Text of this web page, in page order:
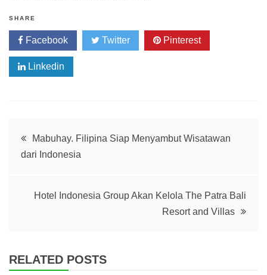
SHARE
Facebook Twitter Pinterest
Linkedin
PostMabuhay. Filipina Siap Menyambut Wisatawan
dari Indonesia
Hotel Indonesia Group Akan Kelola The Patra Bali
Resort and Villas
RELATED POSTS